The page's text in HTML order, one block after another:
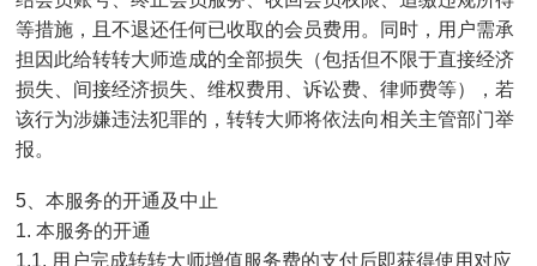
等措施，且不退还任何已收取的会员费用。同时，用户需承
担因此给转转大师造成的全部损失（包括但不限于直接经济
损失、间接经济损失、维权费用、诉讼费、律师费等），若
该行为涉嫌违法犯罪的，转转大师将依法向相关主管部门举
报。
5、本服务的开通及中止
1. 本服务的开通
1.1. 用户完成转转大师增值服务费的支付后即获得使用对应